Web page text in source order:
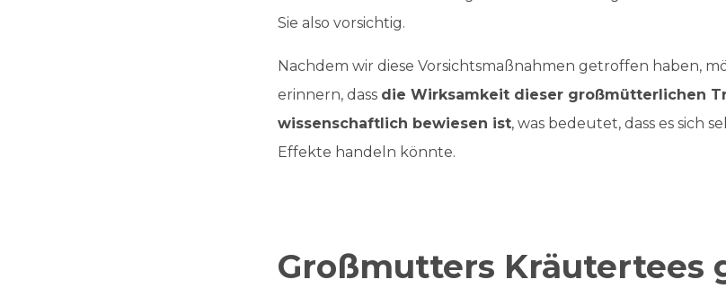
Sie also vorsichtig.
Nachdem wir diese Vorsichtsmaßnahmen getroffen haben,
erinnern, dass die Wirksamkeit dieser großmütterlichen
wissenschaftlich bewiesen ist, was bedeutet, dass es sich
Effekte handeln könnte.
Großmutters Kräutertees